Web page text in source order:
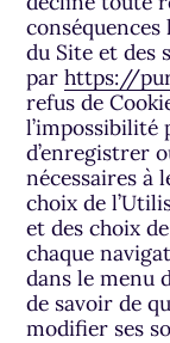
du Site et des
parhttps://
refus de
d’enregistrer
nécessaires à
choix de
et des choix
chaque
dans le menu
de savoir de
modifier ses